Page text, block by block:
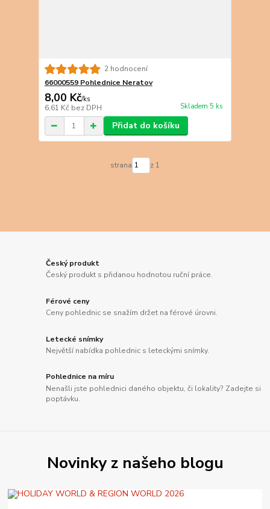
2 hodnocení
66000559 Pohlednice Neratov
8,00 Kč/ks
6,61 Kč bez DPH Skladem 5 ks
Přidat do košíku
strana z 1
Český produkt
Český produkt s přidanou hodnotou ruční práce.
Férové ceny
Ceny pohlednic se snažím držet na férové úrovni.
Letecké snímky
Největší nabídka pohlednic s leteckými snímky.
Pohlednice na míru
Nenašli jste pohlednici daného objektu, či lokality? Zadejte si
poptávku.
Novinky z našeho blogu